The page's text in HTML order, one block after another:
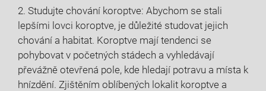
2. Studujte chování koroptve: Abychom se stali
lepšími lovci⁣ koroptve, je důležité studovat jejich
chování a habitat. ‍Koroptve mají ⁢tendenci se
pohybovat​ v početných stádech‍ a vyhledávají
převážně otevřená⁣ pole, kde hledají potravu a místa ‍k
hnízdění. Zjištěním oblíbených lokalit koroptve a‍